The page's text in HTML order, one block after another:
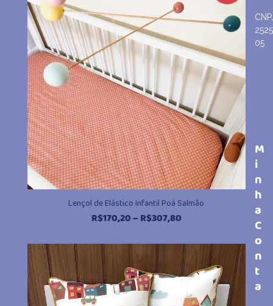
R$307,80
Lençol de Elástico Infantil Poá Salmão
R$170,20–R$307,80Faixa
preço:
R$170,20
através
R$307,80
05
M
i
n
h
a
C
o
n
t
a